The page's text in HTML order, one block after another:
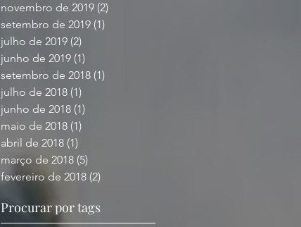
novembro de 2019 (2)
setembro de 2019 (1)
julho de 2019 (2)
junho de 2019 (1)
setembro de 2018 (1)
julho de 2018 (1)
junho de 2018 (1)
maio de 2018 (1)
abril de 2018 (1)
março de 2018 (5)
fevereiro de 2018 (2)
Procurar por tags